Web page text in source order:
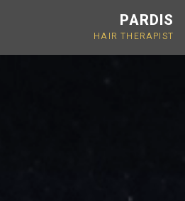
PARDIS
HAIR THERAPIST